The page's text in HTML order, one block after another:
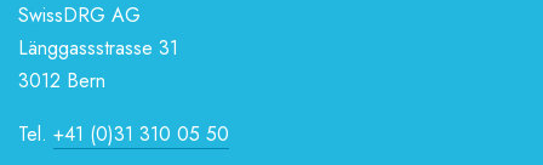
SwissDRG AG
Länggassstrasse 31
3012 Bern
Tel. +41 (0)31 310 05 50